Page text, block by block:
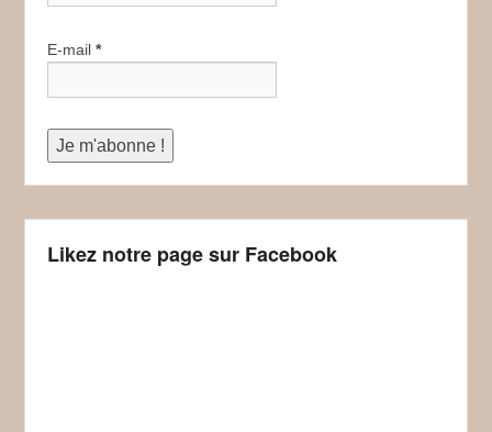
E-mail*
Likez notre page sur Facebook